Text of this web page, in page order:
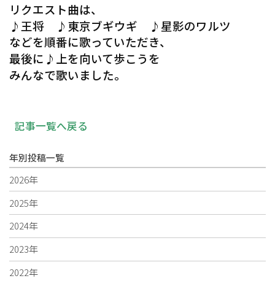
リクエスト曲は、
♪王将 ♪東京ブギウギ ♪星影のワルツ
などを順番に歌っていただき、
最後に♪上を向いて歩こうを
みんなで歌いました。
記事一覧へ戻る
年別投稿一覧
2026年
2025年
2024年
2023年
2022年